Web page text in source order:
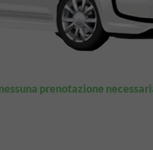
prenotazione